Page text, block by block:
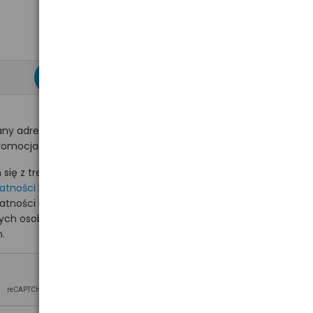
adres e-mail
na hurt.com.pl.
z treścią i akceptuję
i wyrażam zgodę
osobowych na